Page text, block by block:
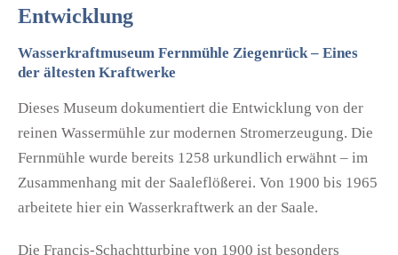
Entwicklung
Wasserkraftmuseum Fernmühle Ziegenrück – Eines
der ältesten Kraftwerke
Dieses Museum dokumentiert die Entwicklung von der
reinen Wassermühle zur modernen Stromerzeugung. Die
Fernmühle wurde bereits 1258 urkundlich erwähnt – im
Zusammenhang mit der Saaleflößerei. Von 1900 bis 1965
arbeitete hier ein Wasserkraftwerk an der Saale.
Die Francis-Schachtturbine von 1900 ist besonders